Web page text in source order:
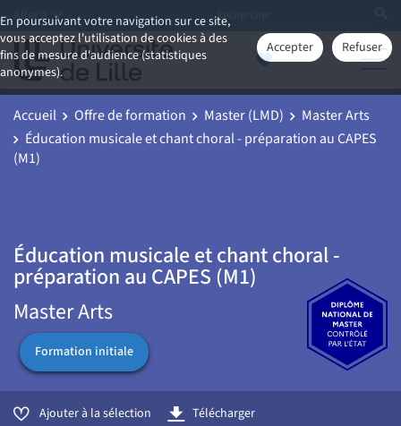
En poursuivant votre navigation sur ce site,
vous acceptez l'utilisation de cookies à des
fins de mesure d'audience (statistiques
anonymes).
Accepter Refuser
Aller à
Accueil Offre de formation Master (LMD)
Master Arts
Éducation musicale et chant choral - préparation au CAPES
(M1)
Éducation musicale et chant choral -
préparation au CAPES (M1)
Master Arts
Formation initiale
Ajouter à la sélection Télécharger